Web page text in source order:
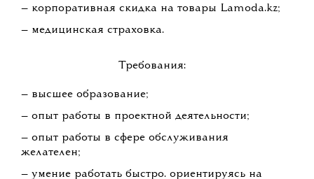
— корпоративная скидка на товары Lamoda.kz;
— медицинская страховка.
Требования:
— высшее образование;
— опыт работы в проектной деятельности;
— опыт работы в сфере обслуживания
желателен;
— умение работать быстро. ориентируясь на